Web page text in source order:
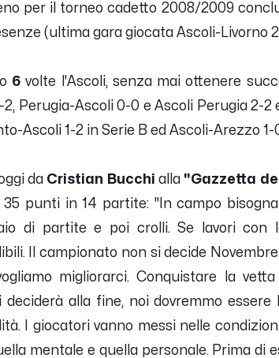
per il torneo cadetto 2008/2009
(ultima gara giocata Ascoli-Livorno
6 volte l'Ascoli, senza mai ottenere
Perugia-Ascoli 0-0 e Ascoli Perugia 2-2
Ascoli 1-2 in Serie B ed Ascoli-Arezzo
da Cristian Bucchi alla "Gazzetta
punti in 14 partite: "In campo
di partite e poi crolli. Se lavori con
Il campionato non si decide
migliorarci. Conquistare la
deciderà alla fine, noi dovremmo
I giocatori vanno messi nelle
mentale e quella personale. Prima di